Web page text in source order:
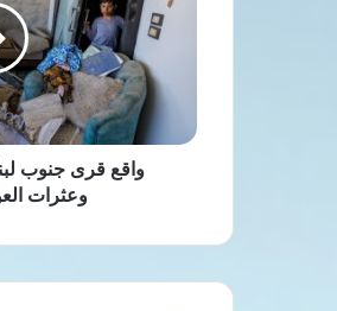
الواسع
وعثرات
العودة
واقع قرى جنوب
وعثرات